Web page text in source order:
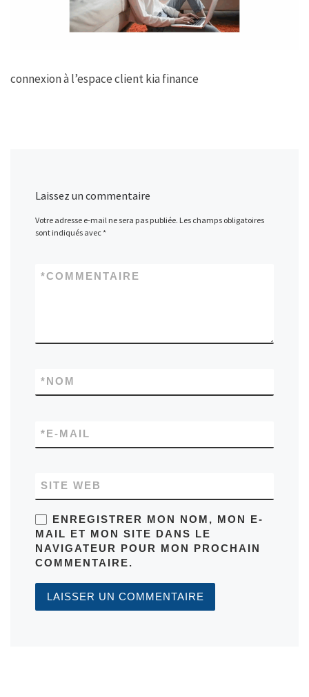
connexion à l’espace client kia finance
Laissez un commentaire
Votre adresse e-mail ne sera pas publiée. Les champs obligatoires
sont indiqués avec*
COMMENTAIRE
*
NOM
*
E-MAIL
*
SITE WEB
ENREGISTRER MON NOM, MON E-
MAIL ET MON SITE DANS LE
NAVIGATEUR POUR MON PROCHAIN
COMMENTAIRE.